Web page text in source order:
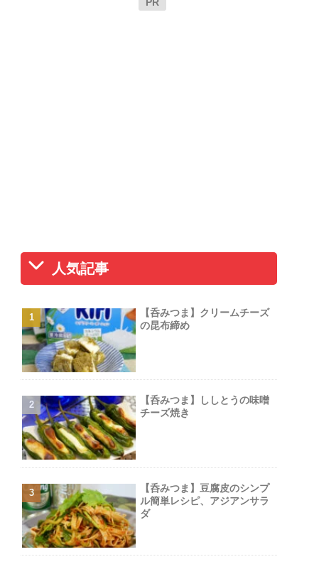
人気記事
【呑みつま】クリームチーズ
の昆布締め
【呑みつま】ししとうの味噌
チーズ焼き
【呑みつま】豆腐皮のシンプ
ル簡単レシピ、アジアンサラ
ダ